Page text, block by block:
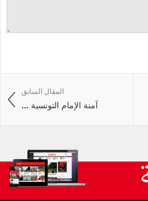
المقال السابق
آمنة الإمام التونسية ...